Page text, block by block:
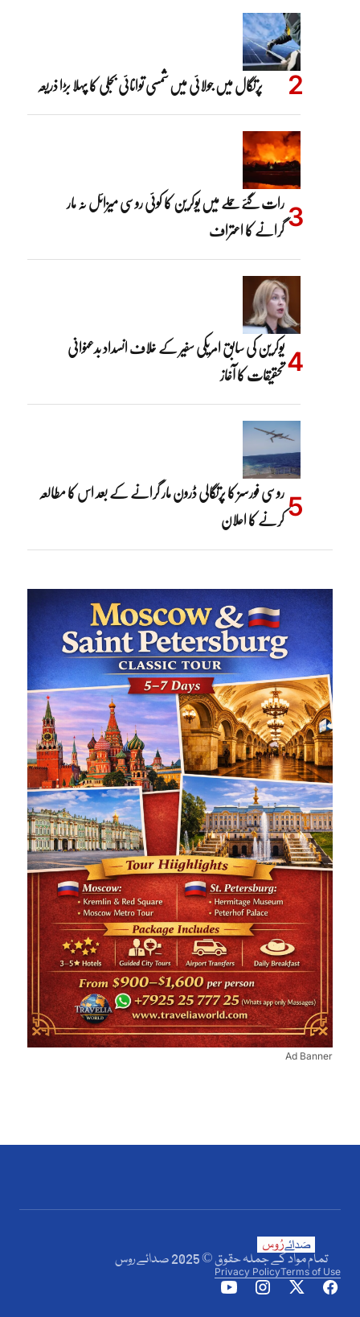
پرتگال میں جولائی میں شمسی توانائی بجلی کا پہلا بڑا ذریعہ
رات گئے حملے میں یوکرین کا کوئی روسی میزائل نہ مار
گرانے کا اعتراف
یوکرین کی سابق امریکی سفیر کے خلاف انسداد بدعنوانی
تحقیقات کا آغاز
روسی فورسز کا پرتگالی ڈرون مار گرانے کے بعد اس کا مطالعہ
کرنے کا اعلان
Ad Banner
تمام مواد کے جملہ حقوق © 2025 صدائے روس
Terms of Use
Privacy Policy